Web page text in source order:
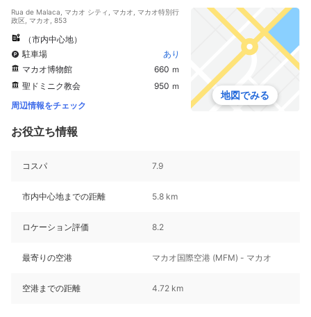
Rua de Malaca, マカオ シティ, マカオ, マカオ特別行
政区, マカオ, 853
（市内中心地）
駐車場
あり
マカオ博物館
660 ｍ
聖ドミニク教会
950 ｍ
周辺情報をチェック
地図でみる
お役立ち情報
コスパ 7.9
市内中心地までの距離 5.8 km
ロケーション評価 8.2
最寄りの空港 マカオ国際空港 (MFM) - マカオ
空港までの距離 4.72 km